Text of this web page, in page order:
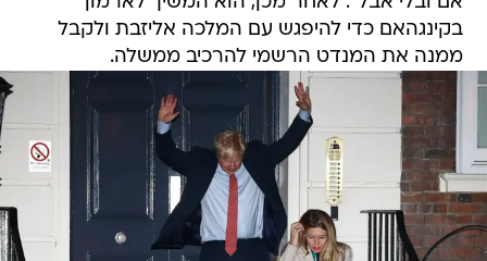
בקינגהאם כדי להיפגש עם המלכה אליזבת ולקבל
ממנה את המנדט הרשמי להרכיב ממשלה.